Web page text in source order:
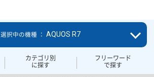
カテゴリ別
に探す
フリーワード
で探す
選択中の機種 ： AQUOS R7